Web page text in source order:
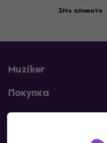
3M+ клиенти
Muziker
Покупка
Полезни линкове